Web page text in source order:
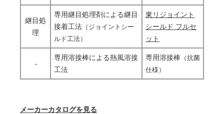
継目処
理
専用継目処理剤による継目
接着工法 （ジョイントシー
ルド工法）
東リジョイント
シールド フルセ
ット
-
専用溶接棒による熱風溶接
工法
専用溶接棒 （抗菌
仕様）
メーカーカタログを見る